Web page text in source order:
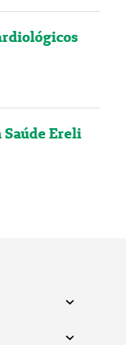
Saúde Ereli